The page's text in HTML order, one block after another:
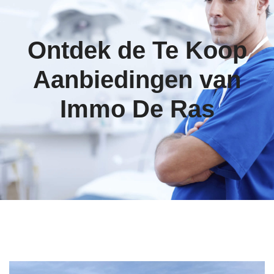
Ontdek de Te Koop
Aanbiedingen van
Immo De Ras